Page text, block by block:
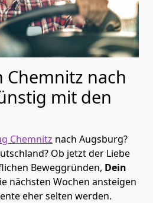
Chemnitz nach
mit den
Chemnitz nach Augsburg?
Ob jetzt der Liebe
Beweggründen, Dein
nächsten Wochen ansteigen
eher selten werden.